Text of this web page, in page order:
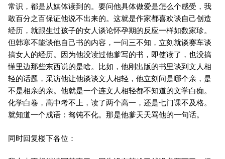
常识，都是从媒体读到的。要问他具体做爱是怎么个感受，我
敢百分之百保证他说不出来的。这就是作家都喜欢谈自己创造
经历，就跟生过孩子的女人谈论怀孕期的反应一样如数家珍。
但韩寒不能谈他自己书的内容，一问三不知，立刻就谈赛车谈
搞女人的经历。因为他没读过他爹写的书，即使读了，也没搞
懂里边那些东西说的是啥。比如，他刚出版的书里谈到文人相
轻的话题，采访他让他谈谈文人相轻，他立刻问是哪个亲，是
不是相亲的亲。他就是一个连文人相轻都不知道的文学白痴。
化学白卷，高中考不上，读了两个高一，还是七门课不及格。
就知道一个成语：驽钝不化。那是他爹天天骂他的一句话。
同时回复楼下各位：